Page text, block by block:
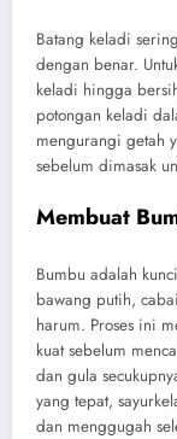
Batang keladi
dengan benar.
keladi hingga
potongan keladi
mengurangi getah
sebelum dimasak
Membuat
Bumbu adalah
bawang putih,
harum. Proses ini
kuat sebelum
dan gula
yang tepat,
dan menggugah